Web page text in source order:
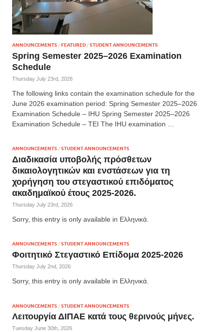
ANNOUNCEMENTS /FEATURED /STUDENT ANNOUNCEMENTS
Spring Semester 2025–2026 Examination
Schedule
Thursday July 23rd, 2026
The following links contain the examination schedule for the
June 2026 examination period: Spring Semester 2025–2026
Examination Schedule – IHU Spring Semester 2025–2026
Examination Schedule – TEI The IHU examination …
ANNOUNCEMENTS/STUDENT ANNOUNCEMENTS
Διαδικασία υποβολής πρόσθετων
δικαιολογητικών και ενστάσεων για τη
χορήγηση του στεγαστικού επιδόματος
ακαδημαϊκού έτους 2025-2026.
Thursday July 23rd, 2026
Sorry, this entry is only available in Ελληνικά.
ANNOUNCEMENTS/STUDENT ANNOUNCEMENTS
Φοιτητικό Στεγαστικό Επίδομα 2025-2026
Thursday July 2nd, 2026
Sorry, this entry is only available in Ελληνικά.
ANNOUNCEMENTS /STUDENT ANNOUNCEMENTS
Λειτουργία ΔΙΠΑΕ κατά τους θερινούς μήνες.
Tuesday June 30th, 2026